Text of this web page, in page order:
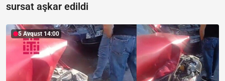
sursat aşkar edildi
5 Avqust 14:00